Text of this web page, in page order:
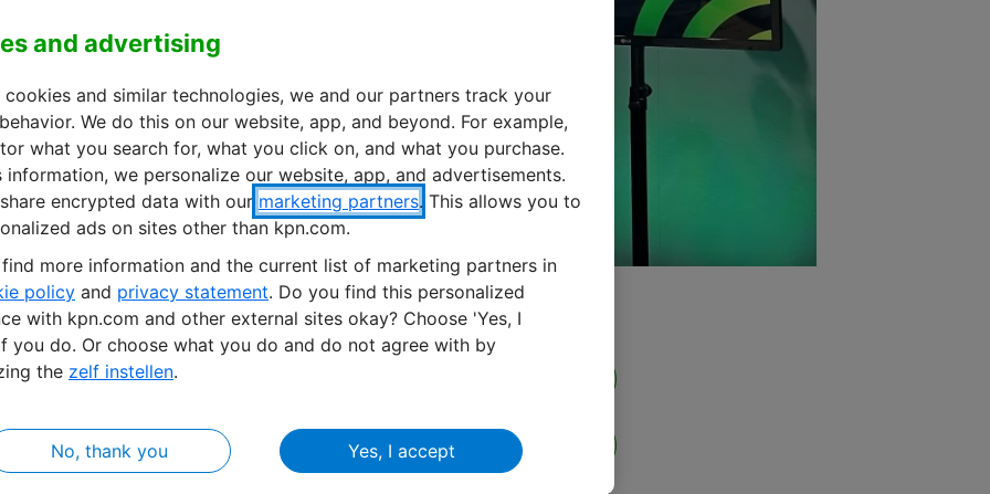
sur la connectivité IoT
d’ensemble et tendances
de leçons et d’informations sur les tendances et les
et de couverture IoT internationale.
and advertising
cookies and similar technologies, we and our partners track your
We do this on our website, app, and beyond. For example,
what you search for, what you click on, and what you purchase.
information, we personalize our website, app, and advertisements.
encrypted data with our marketing partners. This allows you to
ads on sites other than kpn.com.
more information and the current list of marketing partners in
policy and privacy statement. Do you find this personalized
with kpn.com and other external sites okay? Choose 'Yes, I
you do. Or choose what you do and do not agree with by
the zelf instellen.
No, thank you Yes, I accept